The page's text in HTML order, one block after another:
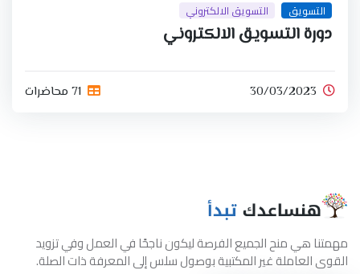
التسويق التسويق الالكتروني
دورة التسويق الالكتروني
30/03/2023 71 محاضرات
مهمتنا هي منح الجميع الفرصة ليكون ناجحًا في العمل وفي تزويد
القوى العاملة غير المكتبية بوصول سلس إلى المعرفة ذات الصلة.